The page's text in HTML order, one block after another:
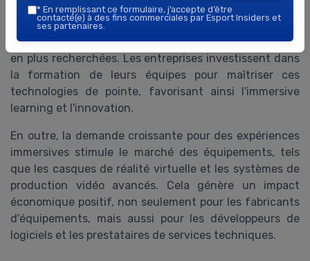
l'esport. Les compétences en création de contenus
immersifs, en gestion de projets virtuels et en
développement d'applications interactives sont de plus
en plus recherchées. Les entreprises investissent dans
la formation de leurs équipes pour maîtriser ces
technologies de pointe, favorisant ainsi l'immersive
learning et l'innovation.
En outre, la demande croissante pour des expériences
immersives stimule le marché des équipements, tels
que les casques de réalité virtuelle et les systèmes de
production vidéo avancés. Cela génère un impact
économique positif, non seulement pour les fabricants
d'équipements, mais aussi pour les développeurs de
logiciels et les prestataires de services techniques.
* En remplissant ce formulaire, j’accepte d’être
contacté(e) à des fins commerciales par Esport Insiders et
ses partenaires.